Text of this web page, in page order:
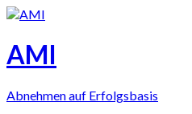
AMI
Abnehmen auf Erfolgsbasis